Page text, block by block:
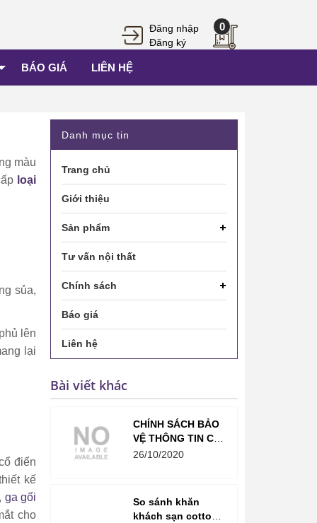
Đăng nhập
Đăng ký
0
BÁO GIÁ LIÊN HỆ
màu
loại
sủa,
lên
lại
điển
kế
ga gối
cho
Danh mục tin
Trang chủ
Giới thiệu
Sản phẩm
Tư vấn nội thất
Chính sách
Báo giá
Liên hệ
Bài viết khác
CHÍNH SÁCH BẢO
VỆ THÔNG TIN CÁ
NHÂN CỦA NGƯỜI
LAVENDER
26/10/2020
So sánh khăn
khách sạn cotton